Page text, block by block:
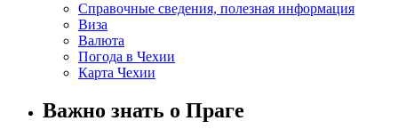
Справочные сведения, полезная информация
Виза
Валюта
Погода в Чехии
Карта Чехии
Важно знать о Праге